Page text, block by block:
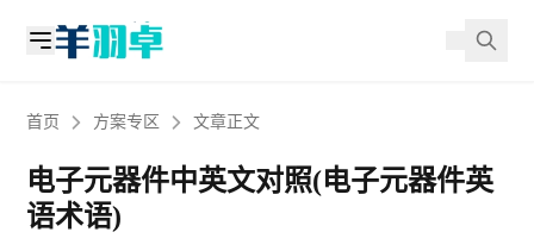
首页 方案专区 文章正文
电子元器件中英文对照(电子元器件英
语术语)